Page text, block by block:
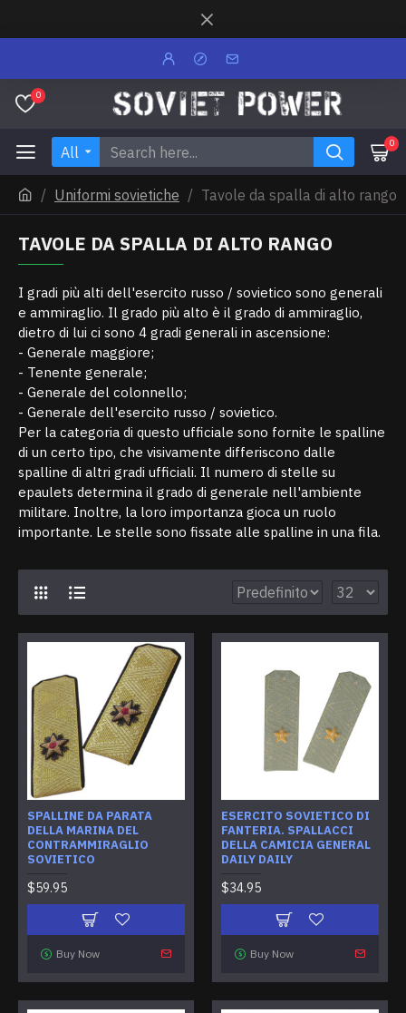
0
All 0
Uniformi sovietiche Tavole da spalla di alto rango
TAVOLE DA SPALLA DI ALTO RANGO
I gradi più alti dell'esercito russo / sovietico sono generali
e ammiraglio. Il grado più alto è il grado di ammiraglio,
dietro di lui ci sono 4 gradi generali in ascensione:
- Generale maggiore;
- Tenente generale;
- Generale del colonnello;
- Generale dell'esercito russo / sovietico.
Per la categoria di questo ufficiale sono fornite le spalline
di un certo tipo, che visivamente differiscono dalle
spalline di altri gradi ufficiali. Il numero di stelle su
epaulets determina il grado di generale nell'ambiente
militare. Inoltre, la loro importanza gioca un ruolo
importante. Le stelle sono fissate alle spalline in una fila.
SPALLINE DA PARATA
DELLA MARINA DEL
CONTRAMMIRAGLIO
SOVIETICO
$59.95
Buy Now
ESERCITO SOVIETICO DI
FANTERIA. SPALLACCI
DELLA CAMICIA GENERAL
DAILY DAILY
$34.95
Buy Now